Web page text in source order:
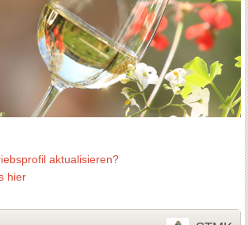
aktualisieren?
hier